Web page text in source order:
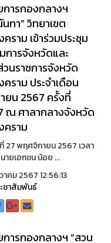
ารกองกลางฯ
ทา” วิทยาเขต
ราม เข้าร่วมประชุม
การจังหวัดและ
นราชการจังหวัด
ราม ประจำเดือน
ยน 2567 ครั้งที่
ณ ศาลากลางจังหวัด
คราม
พฤศจิกายน 2567 เวลา
ายเอกชน น้อย ...
คม 2567 12:56:13
ชาสัมพันธ์
ารกองกลางฯ “สวน